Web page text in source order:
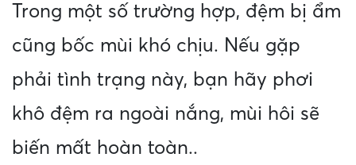
Trong một số trường hợp, đệm bị ẩm
cũng bốc mùi khó chịu. Nếu gặp
phải tình trạng này, bạn hãy phơi
khô đệm ra ngoài nắng, mùi hôi sẽ
biến mất hoàn toàn..